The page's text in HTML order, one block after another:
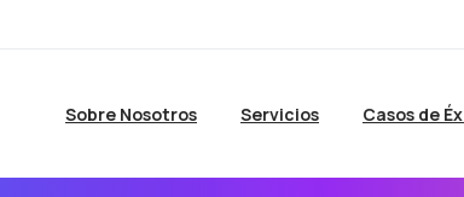
Sobre Nosotros Servicios Casos de